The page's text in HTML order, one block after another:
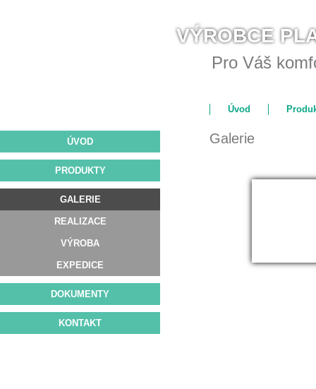
VÝROBCE
Pro Váš
Úvod
ÚVOD
PRODUKTY
GALERIE
REALIZACE
VÝROBA
EXPEDICE
DOKUMENTY
KONTAKT
Galerie